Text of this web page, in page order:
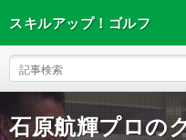
スキルアップ！ゴルフ
石原航輝プロの